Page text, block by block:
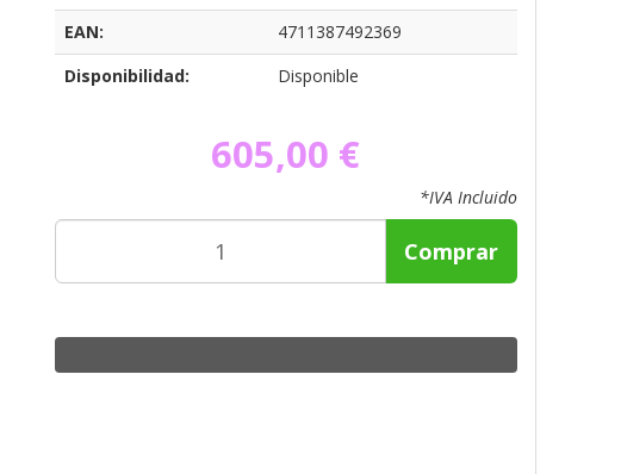
EAN:
4711387492369
Disponibilidad:
Disponible
605,00 €
*IVA Incluido
Comprar